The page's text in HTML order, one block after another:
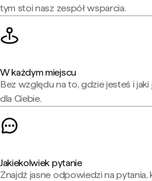
tym stoi nasz zespół wsparcia.
W każdym miejscu
Bez względu na to, gdzie jesteś i
dla Ciebie.
Jakiekolwiek pytanie
Znajdź jasne odpowiedzi na